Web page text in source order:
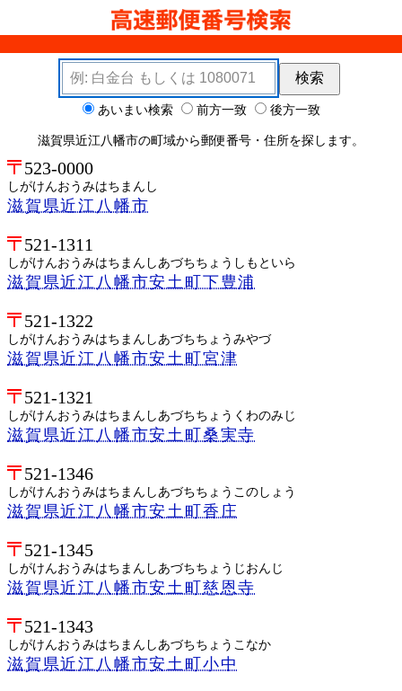
検索キーワード
検索
検索オプション あいまい検索 前方一致 後方一致
滋賀県近江八幡市の町域から郵便番号・住所を探します。
523-0000
しがけんおうみはちまんし
滋賀県近江八幡市
521-1311
しがけんおうみはちまんしあづちちょうしもといら
滋賀県近江八幡市安土町下豊浦
521-1322
しがけんおうみはちまんしあづちちょうみやづ
滋賀県近江八幡市安土町宮津
521-1321
しがけんおうみはちまんしあづちちょうくわのみじ
滋賀県近江八幡市安土町桑実寺
521-1346
しがけんおうみはちまんしあづちちょうこのしょう
滋賀県近江八幡市安土町香庄
521-1345
しがけんおうみはちまんしあづちちょうじおんじ
滋賀県近江八幡市安土町慈恩寺
521-1343
しがけんおうみはちまんしあづちちょうこなか
滋賀県近江八幡市安土町小中